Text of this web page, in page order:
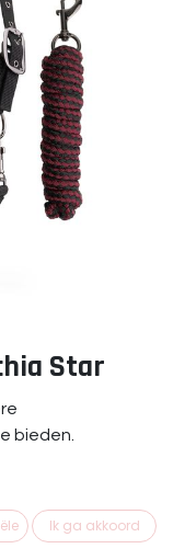
Star
bieden.
Ik ga akkoord